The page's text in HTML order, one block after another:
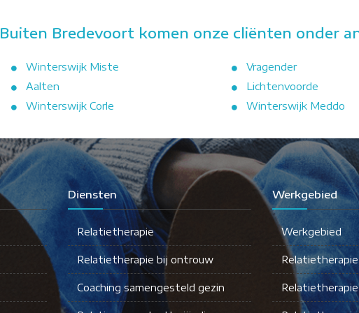
Buiten Bredevoort komen onze cliënten onder
Winterswijk Miste
Aalten
Winterswijk Corle
Vragender
Lichtenvoorde
Winterswijk Meddo
Diensten
Relatietherapie
Relatietherapie bij ontrouw
Coaching samengesteld gezin
Werkgebied
Werkgebied